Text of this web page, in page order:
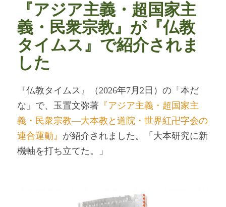
『アジア主義・超国家主
義・民衆宗教』が『仏教
タイムス』で紹介されま
した
『仏教タイムス』（2026年7月2日）の「本だ
な」で、玉置文弥著 『アジア主義・超国家主
義・民衆宗教―大本教と道院・世界紅卍字会の
連合運動』 が紹介されました。「大本研究に新
機軸を打ち立てた。」